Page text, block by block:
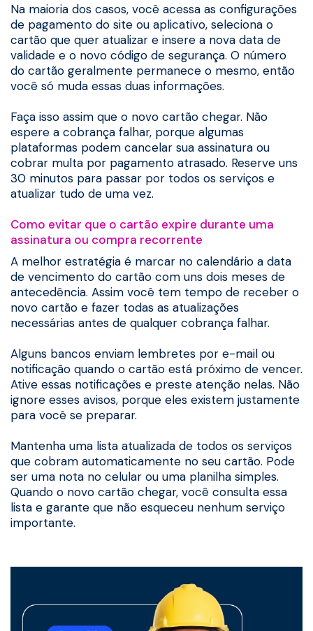
Na maioria dos casos, você acessa as configurações
de pagamento do site ou aplicativo, seleciona o
cartão que quer atualizar e insere a nova data de
validade e o novo código de segurança. O número
do cartão geralmente permanece o mesmo, então
você só muda essas duas informações.
Faça isso assim que o novo cartão chegar. Não
espere a cobrança falhar, porque algumas
plataformas podem cancelar sua assinatura ou
cobrar multa por pagamento atrasado. Reserve uns
30 minutos para passar por todos os serviços e
atualizar tudo de uma vez.
Como evitar que o cartão expire durante uma
assinatura ou compra recorrente
A melhor estratégia é marcar no calendário a data
de vencimento do cartão com uns dois meses de
antecedência. Assim você tem tempo de receber o
novo cartão e fazer todas as atualizações
necessárias antes de qualquer cobrança falhar.
Alguns bancos enviam lembretes por e-mail ou
notificação quando o cartão está próximo de vencer.
Ative essas notificações e preste atenção nelas. Não
ignore esses avisos, porque eles existem justamente
para você se preparar.
Mantenha uma lista atualizada de todos os serviços
que cobram automaticamente no seu cartão. Pode
ser uma nota no celular ou uma planilha simples.
Quando o novo cartão chegar, você consulta essa
lista e garante que não esqueceu nenhum serviço
importante.